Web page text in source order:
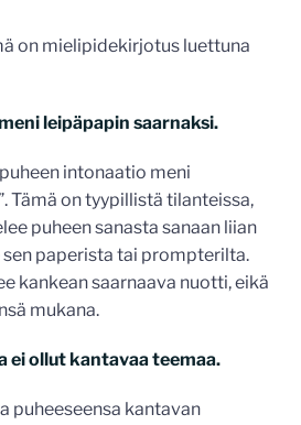
on mielipidekirjotus luettuna
leipäpapin saarnaksi.
intonaatio meni
Tämä on tyypillistä tilanteissa,
puheen sanasta sanaan liian
paperista tai prompterilta.
kankean saarnaava nuotti, eikä
mukana.
ei ollut kantavaa teemaa.
puheeseensa kantavan